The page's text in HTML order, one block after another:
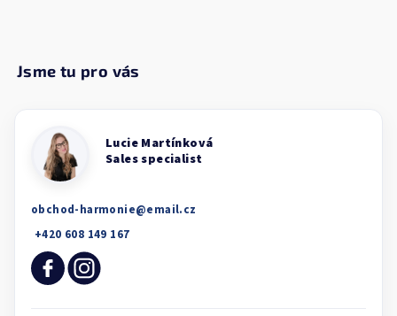
obchod-harmonie@email.cz